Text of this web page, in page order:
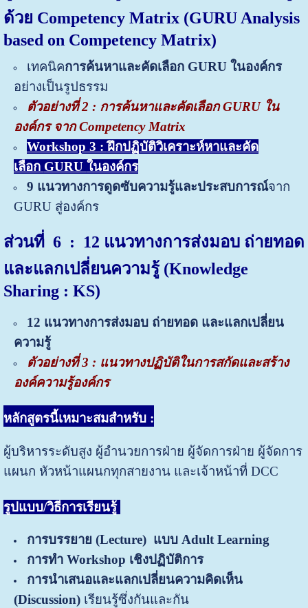
ด้วย Competency Matrix (GURU Analysis
based on Competency Matrix)
เทคนิคการค้นหาและคัดเลือก GURU ในองค์กร
อย่างเป็นรูปธรรม
ตัวอย่างที่2 : การค้นหาและคัดเลือกGURU ใน
องค์กร จาก Competency Matrix
Workshop 3 :ฝึกปฏิบัติวิเคราะห์หาและคัด
เลือก GURU ในองค์กร
9 แนวทางการดูดซับความรู้และประสบการณ์จาก
GURU สู่องค์กร
ส่วนที่ 6: 12 แนวทางการส่งมอบ ถ่ายทอด
และแลกเปลี่ยนความรู้ (Knowledge
Sharing : KS)
12 แนวทางการส่งมอบ ถ่ายทอด และแลกเปลี่ยน
ความรู้
ตัวอย่างที่ 3 : แนวทางปฏิบัติในการสกัดและสร้าง
องค์ความรู้องค์กร
หลักสูตรนี้เหมาะสมสำหรับ :
ผู้บริหารระดับสูง ผู้อำนวยการฝ่าย ผู้จัดการฝ่าย ผู้จัดการ
แผนก หัวหน้าแผนกทุกสายงาน และเจ้าหน้าที่ DCC
รูปแบบ/วิธีการเรียนรู้
การบรรยาย (Lecture) แบบ Adult Learning
การทำ Workshop เชิงปฏิบัติการ
การนำเสนอและแลกเปลี่ยนความคิดเห็น
(Discussion)เรียนรู้ซึ่งกันและกัน